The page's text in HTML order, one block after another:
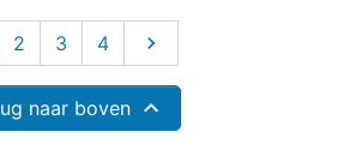
2 3 4 Volgende

naar boven 